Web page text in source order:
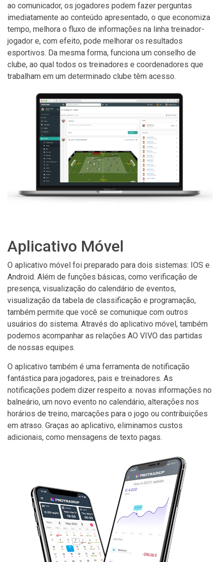
ao comunicador, os jogadores podem fazer perguntas
imediatamente ao conteúdo apresentado, o que economiza
tempo, melhora o fluxo de informações na linha treinador-
jogador e, com efeito, pode melhorar os resultados
esportivos. Da mesma forma, funciona um conselho de
clube, ao qual todos os treinadores e coordenadores que
trabalham em um determinado clube têm acesso.
Aplicativo Móvel
O aplicativo móvel foi preparado para dois sistemas: IOS e
Android. Além de funções básicas, como verificação de
presença, visualização do calendário de eventos,
visualização da tabela de classificação e programação,
também permite que você se comunique com outros
usuários do sistema. Através do aplicativo móvel, também
podemos acompanhar as relações AO VIVO das partidas
de nossas equipes.
O aplicativo também é uma ferramenta de notificação
fantástica para jogadores, pais e treinadores. As
notificações podem dizer respeito a: novas informações no
balneário, um novo evento no calendário, alterações nos
horários de treino, marcações para o jogo ou contribuições
em atraso. Graças ao aplicativo, eliminamos custos
adicionais, como mensagens de texto pagas.